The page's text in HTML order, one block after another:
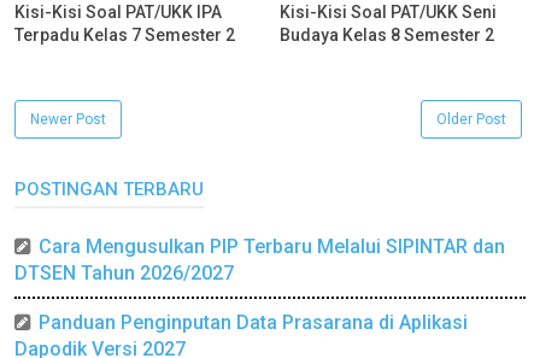
Kisi-Kisi Soal PAT/UKK IPA
Terpadu Kelas 7 Semester 2
Kisi-Kisi Soal PAT/UKK Seni
Budaya Kelas 8 Semester 2
Newer Post Older Post
POSTINGAN TERBARU
Cara Mengusulkan PIP Terbaru Melalui SIPINTAR dan
DTSEN Tahun 2026/2027
Panduan Penginputan Data Prasarana di Aplikasi
Dapodik Versi 2027